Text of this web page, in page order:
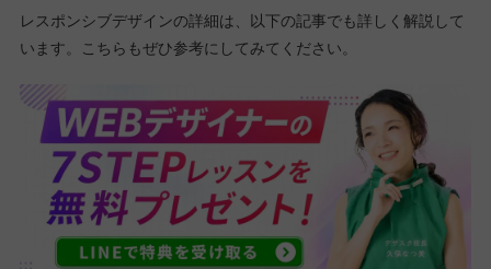
レスポンシブデザインの詳細は、以下の記事でも詳しく解説して
います。こちらもぜひ参考にしてみてください。